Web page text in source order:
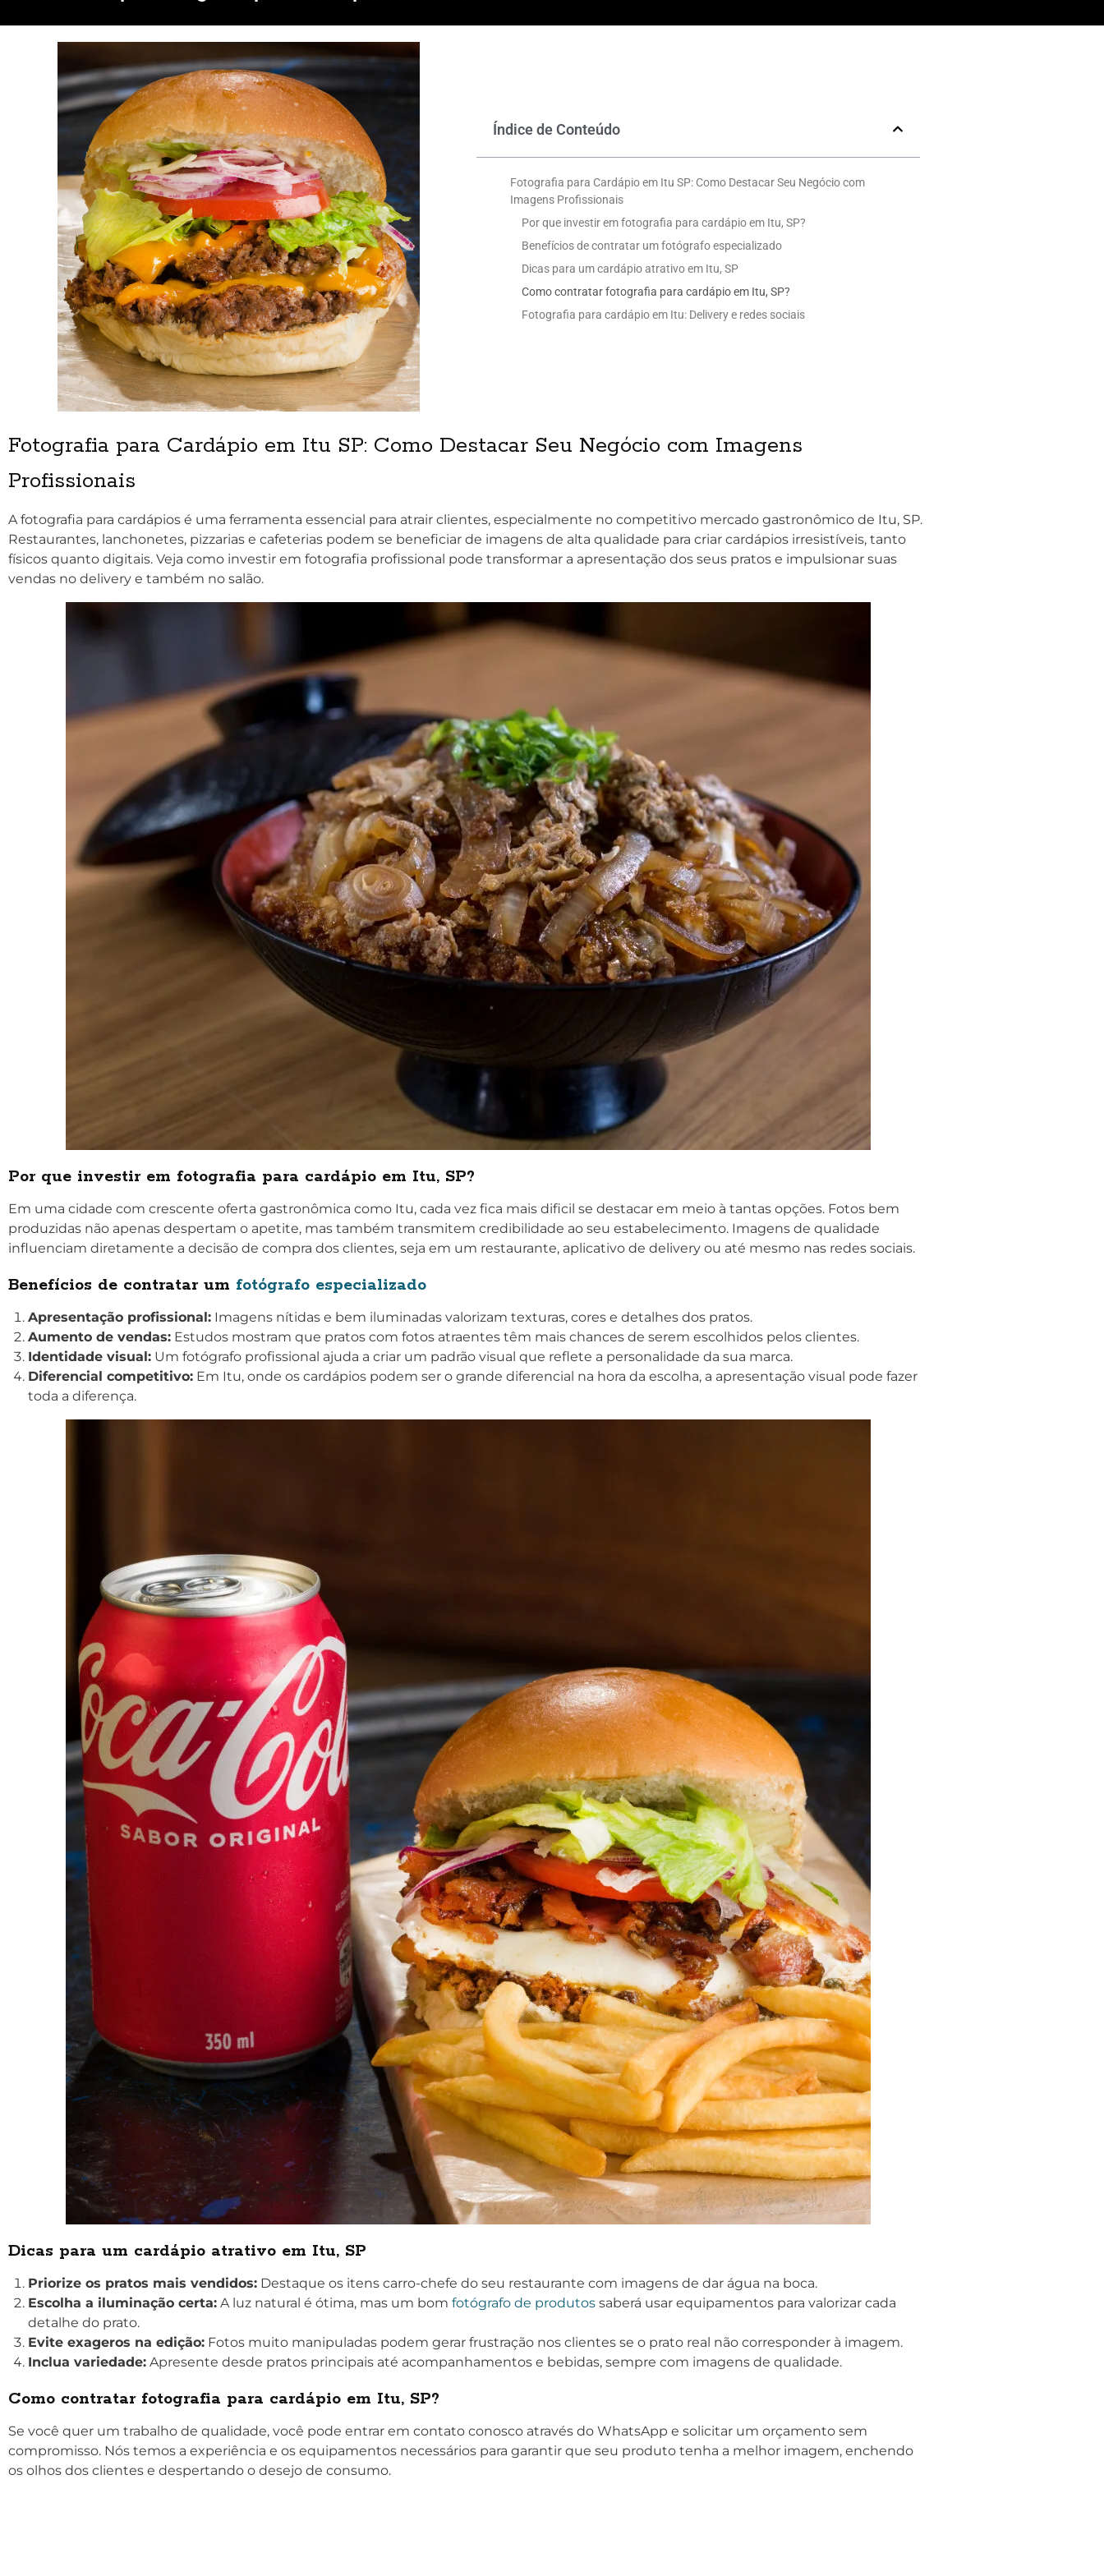
Índice de Conteúdo
Fotografia para Cardápio em Itu SP: Como Destacar Seu Negócio com
Imagens Profissionais
Por que investir em fotografia para cardápio em Itu, SP?
Benefícios de contratar um fotógrafo especializado
Dicas para um cardápio atrativo em Itu, SP
Como contratar fotografia para cardápio em Itu, SP?
Fotografia para cardápio em Itu: Delivery e redes sociais
Fotografia para Cardápio em Itu SP: Como Destacar Seu Negócio com Imagens
Profissionais
A fotografia para cardápios é uma ferramenta essencial para atrair clientes, especialmente no competitivo mercado gastronômico de Itu, SP.
Restaurantes, lanchonetes, pizzarias e cafeterias podem se beneficiar de imagens de alta qualidade para criar cardápios irresistíveis, tanto
físicos quanto digitais. Veja como investir em fotografia profissional pode transformar a apresentação dos seus pratos e impulsionar suas
vendas no delivery e também no salão.
Por que investir em fotografia para cardápio em Itu, SP?
Em uma cidade com crescente oferta gastronômica como Itu, cada vez fica mais dificil se destacar em meio à tantas opções. Fotos bem
produzidas não apenas despertam o apetite, mas também transmitem credibilidade ao seu estabelecimento. Imagens de qualidade
influenciam diretamente a decisão de compra dos clientes, seja em um restaurante, aplicativo de delivery ou até mesmo nas redes sociais.
Benefícios de contratar um fotógrafo especializado
Apresentação profissional: Imagens nítidas e bem iluminadas valorizam texturas, cores e detalhes dos pratos.
Aumento de vendas: Estudos mostram que pratos com fotos atraentes têm mais chances de serem escolhidos pelos clientes.
Identidade visual: Um fotógrafo profissional ajuda a criar um padrão visual que reflete a personalidade da sua marca.
Diferencial competitivo: Em Itu, onde os cardápios podem ser o grande diferencial na hora da escolha, a apresentação visual pode fazer
toda a diferença.
Dicas para um cardápio atrativo em Itu, SP
Priorize os pratos mais vendidos: Destaque os itens carro-chefe do seu restaurante com imagens de dar água na boca.
Escolha a iluminação certa: A luz natural é ótima, mas um bom fotógrafo de produtos saberá usar equipamentos para valorizar cada
detalhe do prato.
Evite exageros na edição: Fotos muito manipuladas podem gerar frustração nos clientes se o prato real não corresponder à imagem.
Inclua variedade: Apresente desde pratos principais até acompanhamentos e bebidas, sempre com imagens de qualidade.
Como contratar fotografia para cardápio em Itu, SP?
Se você quer um trabalho de qualidade, você pode entrar em contato conosco através do WhatsApp e solicitar um orçamento sem
compromisso. Nós temos a experiência e os equipamentos necessários para garantir que seu produto tenha a melhor imagem, enchendo
os olhos dos clientes e despertando o desejo de consumo.